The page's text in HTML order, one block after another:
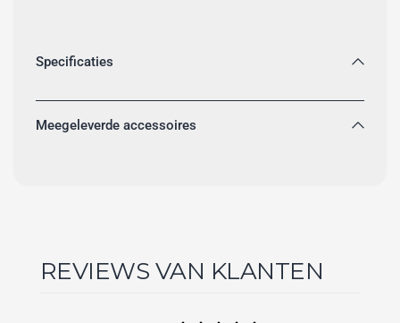
Specificaties
Meegeleverde accessoires
REVIEWS VAN KLANTEN